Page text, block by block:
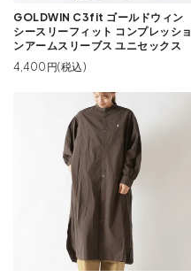
GOLDWIN C3fit ゴールドウィン
シースリーフィット コンプレッショ
ンアームスリーブス ユニセックス
4,400円(税込)